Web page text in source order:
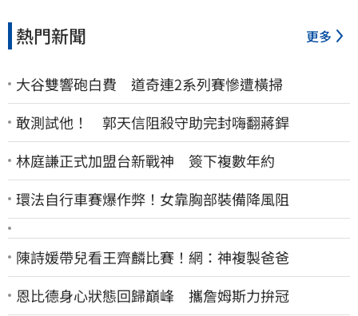
熱門新聞 更多
大谷雙響砲白費 道奇連2系列賽慘遭橫掃
敢測試他！ 郭天信阻殺守助完封嗨翻蔣銲
林庭謙正式加盟台新戰神 簽下複數年約
環法自行車賽爆作弊！女靠胸部裝備降風阻
陳詩媛帶兒看王齊麟比賽！網：神複製爸爸
恩比德身心狀態回歸巔峰 攜詹姆斯力拚冠